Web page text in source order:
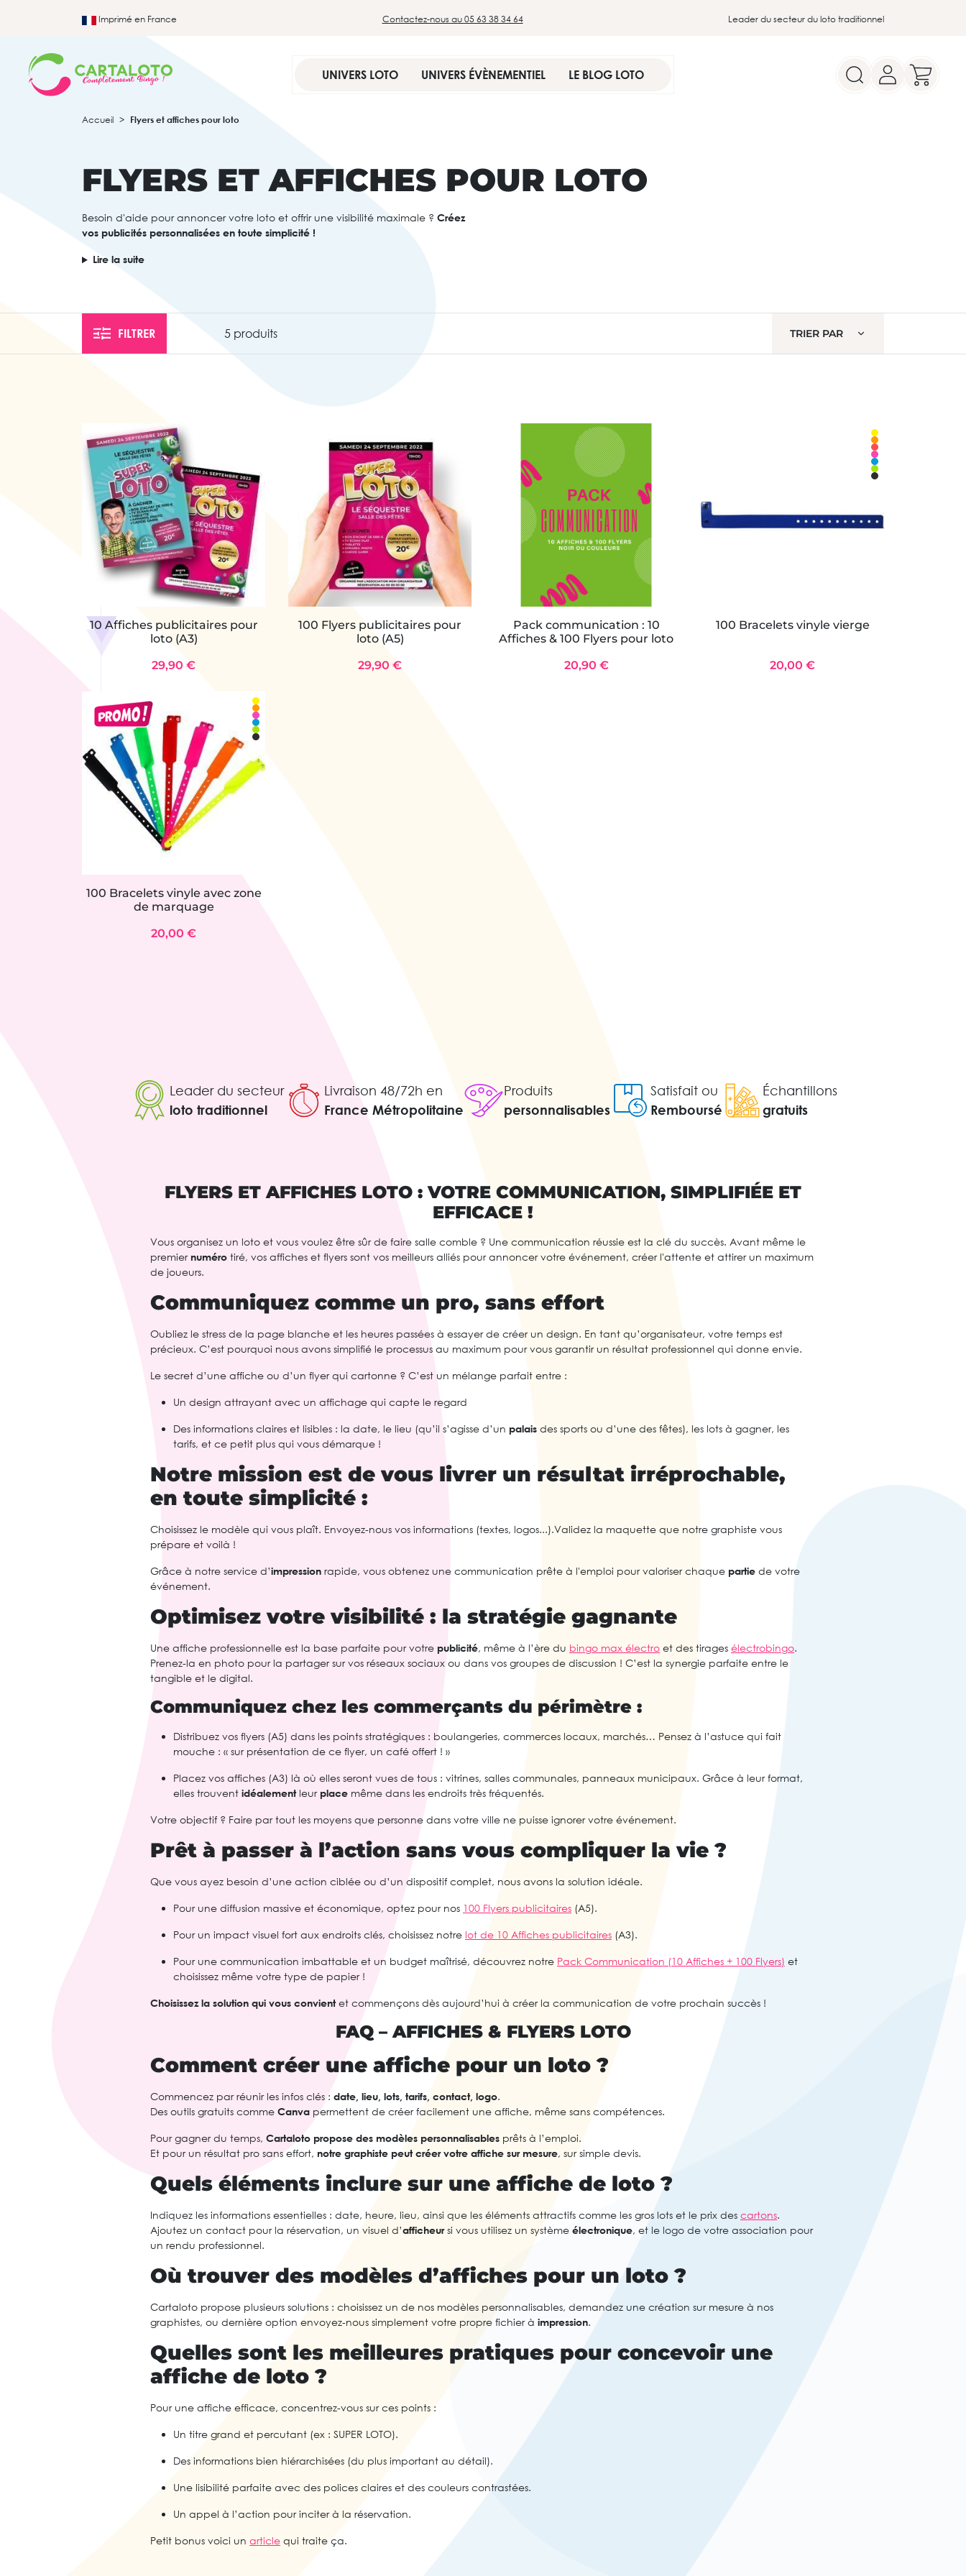
Imprimé en France Contactez-nous au 05 63 38 34 64 Leader du secteur du loto traditionnel
UNIVERS LOTO UNIVERS ÉVÈNEMENTIEL LE BLOG LOTO
Accueil Flyers et affiches pour loto
FLYERS ET AFFICHES POUR LOTO
Besoin d'aide pour annoncer votre loto et offrir une visibilité maximale ? Créez
vos publicités personnalisées en toute simplicité !
Lire la suite
FILTRER 5 produits TRIER PAR
10 Affiches publicitaires pour
loto (A3)
29,90 €
100 Flyers publicitaires pour
loto (A5)
29,90 €
Pack communication : 10
Affiches & 100 Flyers pour loto
20,90 €
100 Bracelets vinyle vierge
20,00 €
100 Bracelets vinyle avec zone
de marquage
20,00 €
Leader du secteur
loto traditionnel
Livraison 48/72h en
France Métropolitaine
Produits
personnalisables
Satisfait ou
Remboursé
Échantillons
gratuits
FLYERS ET AFFICHES LOTO : VOTRE COMMUNICATION, SIMPLIFIÉE ET
EFFICACE !
Vous organisez un loto et vous voulez être sûr de faire salle comble ? Une communication réussie est la clé du succès. Avant même le
premier numéro tiré, vos affiches et flyers sont vos meilleurs alliés pour annoncer votre événement, créer l'attente et attirer un maximum
de joueurs.
Communiquez comme un pro, sans effort
Oubliez le stress de la page blanche et les heures passées à essayer de créer un design. En tant qu’organisateur, votre temps est
précieux. C’est pourquoi nous avons simplifié le processus au maximum pour vous garantir un résultat professionnel qui donne envie.
Le secret d’une affiche ou d’un flyer qui cartonne ? C’est un mélange parfait entre :
Un design attrayant avec un affichage qui capte le regard
Des informations claires et lisibles : la date, le lieu (qu’il s’agisse d’un palais des sports ou d’une des fêtes), les lots à gagner, les
tarifs, et ce petit plus qui vous démarque !
Notre mission est de vous livrer un résultat irréprochable,
en toute simplicité :
Choisissez le modèle qui vous plaît. Envoyez-nous vos informations (textes, logos...).Validez la maquette que notre graphiste vous
prépare et voilà !
Grâce à notre service d’impression rapide, vous obtenez une communication prête à l'emploi pour valoriser chaque partie de votre
événement.
Optimisez votre visibilité : la stratégie gagnante
Une affiche professionnelle est la base parfaite pour votre publicité, même à l’ère du bingo max électro et des tirages électrobingo.
Prenez-la en photo pour la partager sur vos réseaux sociaux ou dans vos groupes de discussion ! C’est la synergie parfaite entre le
tangible et le digital.
Communiquez chez les commerçants du périmètre :
Distribuez vos flyers (A5) dans les points stratégiques : boulangeries, commerces locaux, marchés… Pensez à l’astuce qui fait
mouche : « sur présentation de ce flyer, un café offert ! »
Placez vos affiches (A3) là où elles seront vues de tous : vitrines, salles communales, panneaux municipaux. Grâce à leur format,
elles trouvent idéalementleur place même dans les endroits très fréquentés.
Votre objectif ? Faire par tout les moyens que personne dans votre ville ne puisse ignorer votre événement.
Prêt à passer à l’action sans vous compliquer la vie ?
Que vous ayez besoin d’une action ciblée ou d’un dispositif complet, nous avons la solution idéale.
Pour une diffusion massive et économique, optez pour nos 100 Flyers publicitaires (A5).
Pour un impact visuel fort aux endroits clés, choisissez notre lot de 10 Affiches publicitaires (A3).
Pour une communication imbattable et un budget maîtrisé, découvrez notre Pack Communication (10 Affiches + 100 Flyers) et
choisissez même votre type de papier !
Choisissez la solution qui vous convientet commençons dès aujourd’hui à créer la communication de votre prochain succès !
FAQ – AFFICHES & FLYERS LOTO
Comment créer une affiche pour un loto ?
Commencez par réunir les infos clés : date, lieu, lots, tarifs, contact, logo.
Des outils gratuits comme Canva permettent de créer facilement une affiche, même sans compétences.
Pour gagner du temps, Cartaloto propose des modèles personnalisables prêts à l’emploi.
Et pour un résultat pro sans effort, notre graphiste peut créer votre affiche sur mesure, sur simple devis.
Quels éléments inclure sur une affiche de loto ?
Indiquez les informations essentielles : date, heure, lieu, ainsi que les éléments attractifs comme les gros lots et le prix des cartons.
Ajoutez un contact pour la réservation, un visuel d’afficheursi vous utilisez un système électronique, et le logo de votre association pour
un rendu professionnel.
Où trouver des modèles d’affiches pour un loto ?
Cartaloto propose plusieurs solutions : choisissez un de nos modèles personnalisables, demandez une création sur mesure à nos
graphistes, ou dernière option envoyez-nous simplement votre propre fichier à impression.
Quelles sont les meilleures pratiques pour concevoir une
affiche de loto ?
Pour une affiche efficace, concentrez-vous sur ces points :
Un titre grand et percutant (ex : SUPER LOTO).
Des informations bien hiérarchisées (du plus important au détail).
Une lisibilité parfaite avec des polices claires et des couleurs contrastées.
Un appel à l’action pour inciter à la réservation.
Petit bonus voici un article qui traite ça.